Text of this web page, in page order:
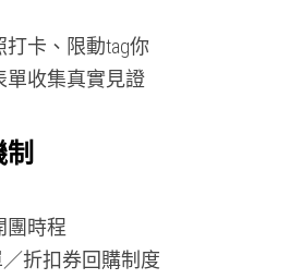
打卡、限動tag你
單收集真實見證
團時程
／折扣券回購制度